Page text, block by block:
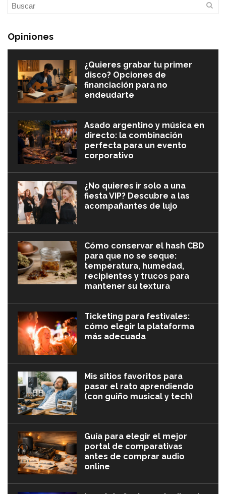
Opiniones
¿Quieres grabar tu primer
disco? Opciones de
financiación para no
endeudarte
Asado argentino y música en
directo: la combinación
perfecta para un evento
corporativo
¿No quieres ir solo a una
fiesta VIP? Descubre a las
acompañantes de lujo
Cómo conservar el hash CBD
para que no se seque:
temperatura, humedad,
recipientes y trucos para
mantener su textura
Ticketing para festivales:
cómo elegir la plataforma
más adecuada
Mis sitios favoritos para
pasar el rato aprendiendo
(con guiño musical y tech)
Guía para elegir el mejor
portal de comparativas
antes de comprar audio
online